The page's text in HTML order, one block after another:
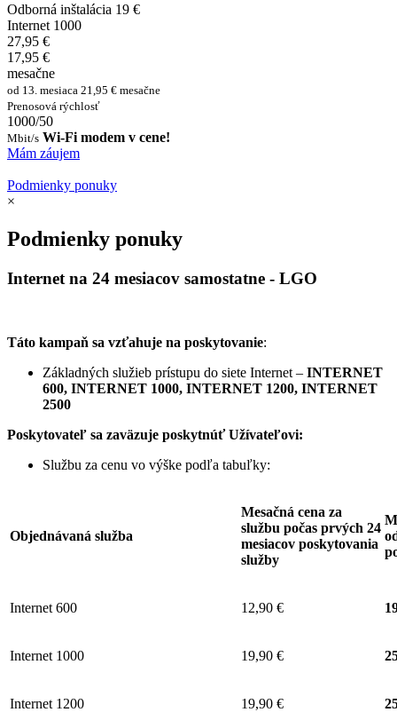
Odborná inštalácia 19 €
Internet 1000
27,95 €
17,95 €
mesačne
od 13. mesiaca 21,95 € mesačne
Prenosová rýchlosť
1000/50
Mbit/s Wi-Fi modem v cene!
Mám záujem
Podmienky ponuky
×
Podmienky ponuky
Internet na 24 mesiacov samostatne - LGO
Táto kampaň sa vzťahuje na poskytovanie:
Základných služieb prístupu do siete Internet – INTERNET
600, INTERNET 1000, INTERNET 1200, INTERNET
2500
Poskytovateľ sa zaväzuje poskytnúť Užívateľovi:
Službu za cenu vo výške podľa tabuľky:
Objednávaná služba
Mesačná cena za
službu počas prvých 24
mesiacov poskytovania
služby
Internet 600 12,90 €
Internet 1000 19,90 €
Internet 1200 19,90 €